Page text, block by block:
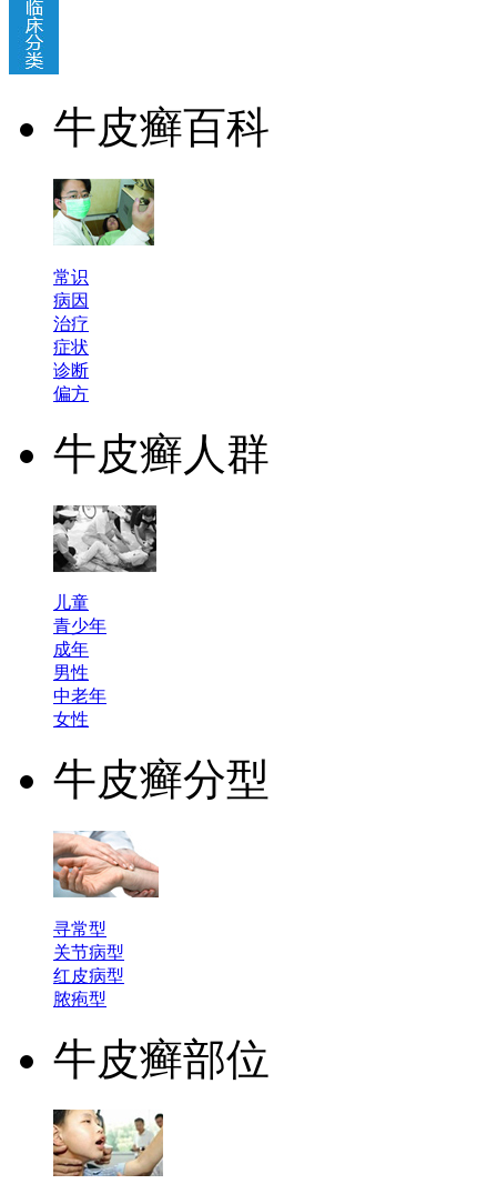
牛皮癣百科
常识
病因
治疗
症状
诊断
偏方
牛皮癣人群
儿童
青少年
成年
男性
中老年
女性
牛皮癣分型
寻常型
关节病型
红皮病型
脓疱型
牛皮癣部位